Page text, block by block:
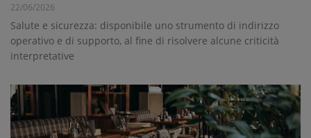
22/06/2026
Salute e sicurezza: disponibile uno strumento di indirizzo
operativo e di supporto, al fine di risolvere alcune criticità
interpretative